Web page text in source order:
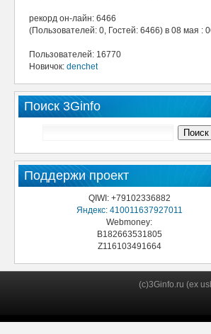
рекорд он-лайн: 6466
(Пользователей: 0, Гостей: 6466) в 08 мая :
Пользователей: 16770
Новичок: denchet
Поиск 3Ginfo
Поддержи проект
QIWI: +79102336882
Яндекс: 410011637927011
Webmoney:
B182663531805
Z116103491664
(c)3Ginfo.ru (ex